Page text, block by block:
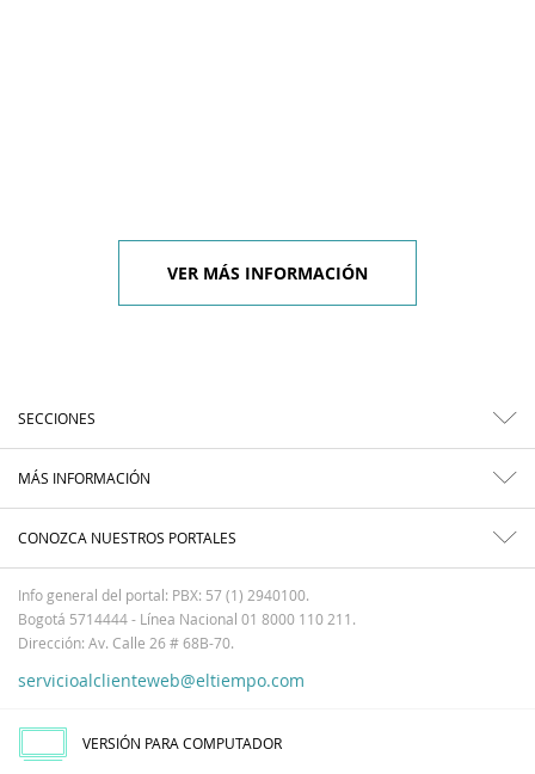
VER MÁS INFORMACIÓN
SECCIONES
MÁS INFORMACIÓN
CONOZCA NUESTROS PORTALES
Info general del portal: PBX: 57 (1) 2940100.
Bogotá 5714444 - Línea Nacional 01 8000 110 211.
Dirección: Av. Calle 26 # 68B-70.
servicioalclienteweb@eltiempo.com
VERSIÓN PARA COMPUTADOR